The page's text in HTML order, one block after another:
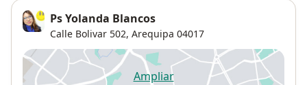
Ps Yolanda Blancos
Calle Bolivar 502, Arequipa 04017
Ampliar